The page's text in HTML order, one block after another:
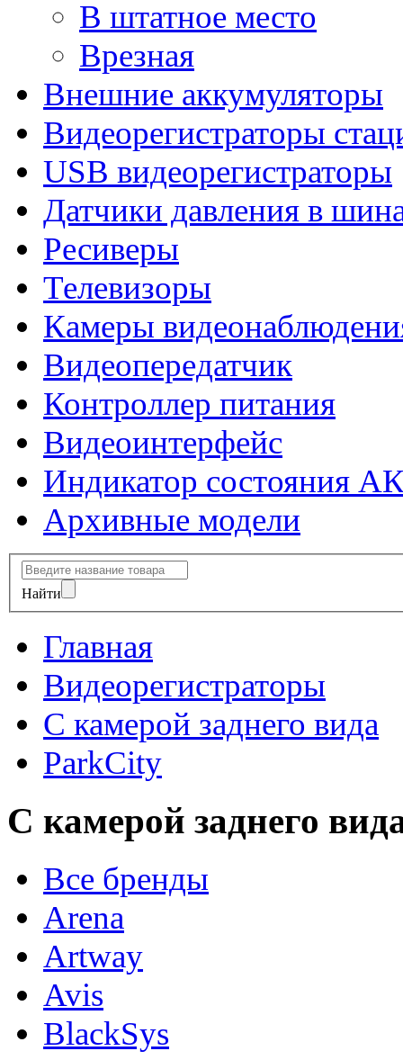
В штатное место
Врезная
Внешние аккумуляторы
Видеорегистраторы
USB видеорегистраторы
Датчики давления в
Ресиверы
Телевизоры
Камеры
Видеопередатчик
Контроллер питания
Видеоинтерфейс
Индикатор состояния
Архивные модели
Найти
Главная
Видеорегистраторы
С камерой заднего вида
ParkCity
С камерой заднего
Все бренды
Arena
Artway
Avis
BlackSys